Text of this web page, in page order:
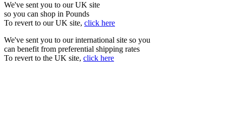
We've sent you to our UK site
so you can shop in Pounds
To revert to our UK site, click here
We've sent you to our international site so you
can benefit from preferential shipping rates
To revert to the UK site, click here